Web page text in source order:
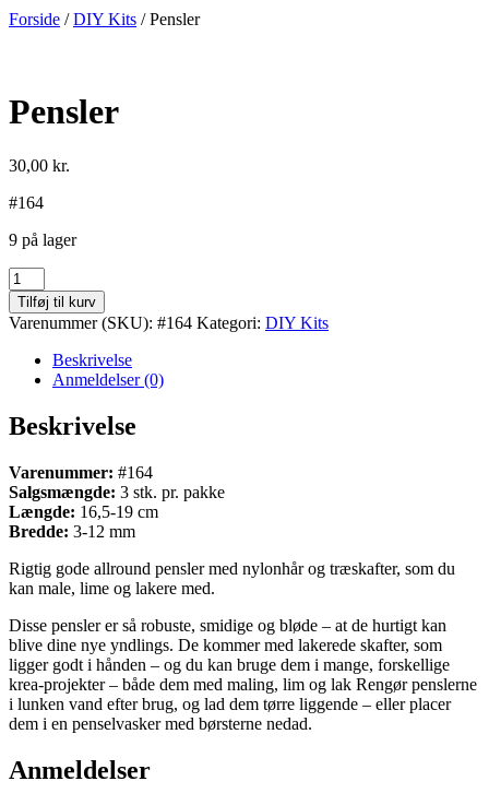
Forside /DIY Kits / Pensler
Pensler
30,00 kr.
#164
9 på lager
Pensler
antal
Tilføj til kurv
Varenummer (SKU): #164 Kategori: DIY Kits
Beskrivelse
Anmeldelser (0)
Beskrivelse
Varenummer: #164
Salgsmængde: 3 stk. pr. pakke
Længde: 16,5-19 cm
Bredde: 3-12 mm
Rigtig gode allround pensler med nylonhår og træskafter, som du
kan male, lime og lakere med.
Disse pensler er så robuste, smidige og bløde – at de hurtigt kan
blive dine nye yndlings. De kommer med lakerede skafter, som
ligger godt i hånden – og du kan bruge dem i mange, forskellige
krea-projekter – både dem med maling, lim og lak Rengør penslerne
i lunken vand efter brug, og lad dem tørre liggende – eller placer
dem i en penselvasker med børsterne nedad.
Anmeldelser